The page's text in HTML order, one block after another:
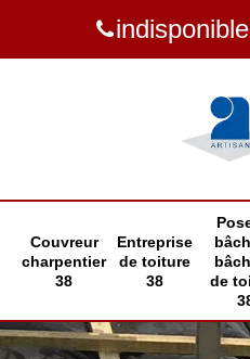
indisponible
Couvreur
charpentier
38
Entreprise
de toiture
38
de